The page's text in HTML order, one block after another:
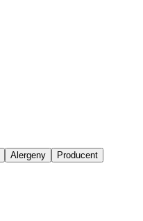
Alergeny Producent